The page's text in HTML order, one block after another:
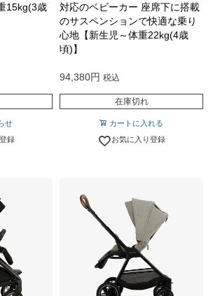
15kg(3歳
せ
録
対応のベビーカー 座席下に搭載
のサスペンションで快適な乗り
心地【新生児～体重22kg(4歳
頃)】
94,380 税込
在庫切れ
カートに入れる
お気に入り登録